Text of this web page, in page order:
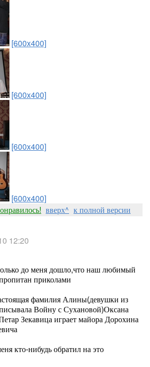
[600x400]
[600x400]
[600x400]
[600x400]
вверх^ к полной версии
12:20
до меня дошло,что наш любимый
приколами
фамилия Алины(девушки из
Войну с Сухановой)Оксана
Зекавица играет майора Дорохина
кто-нибудь обратил на это